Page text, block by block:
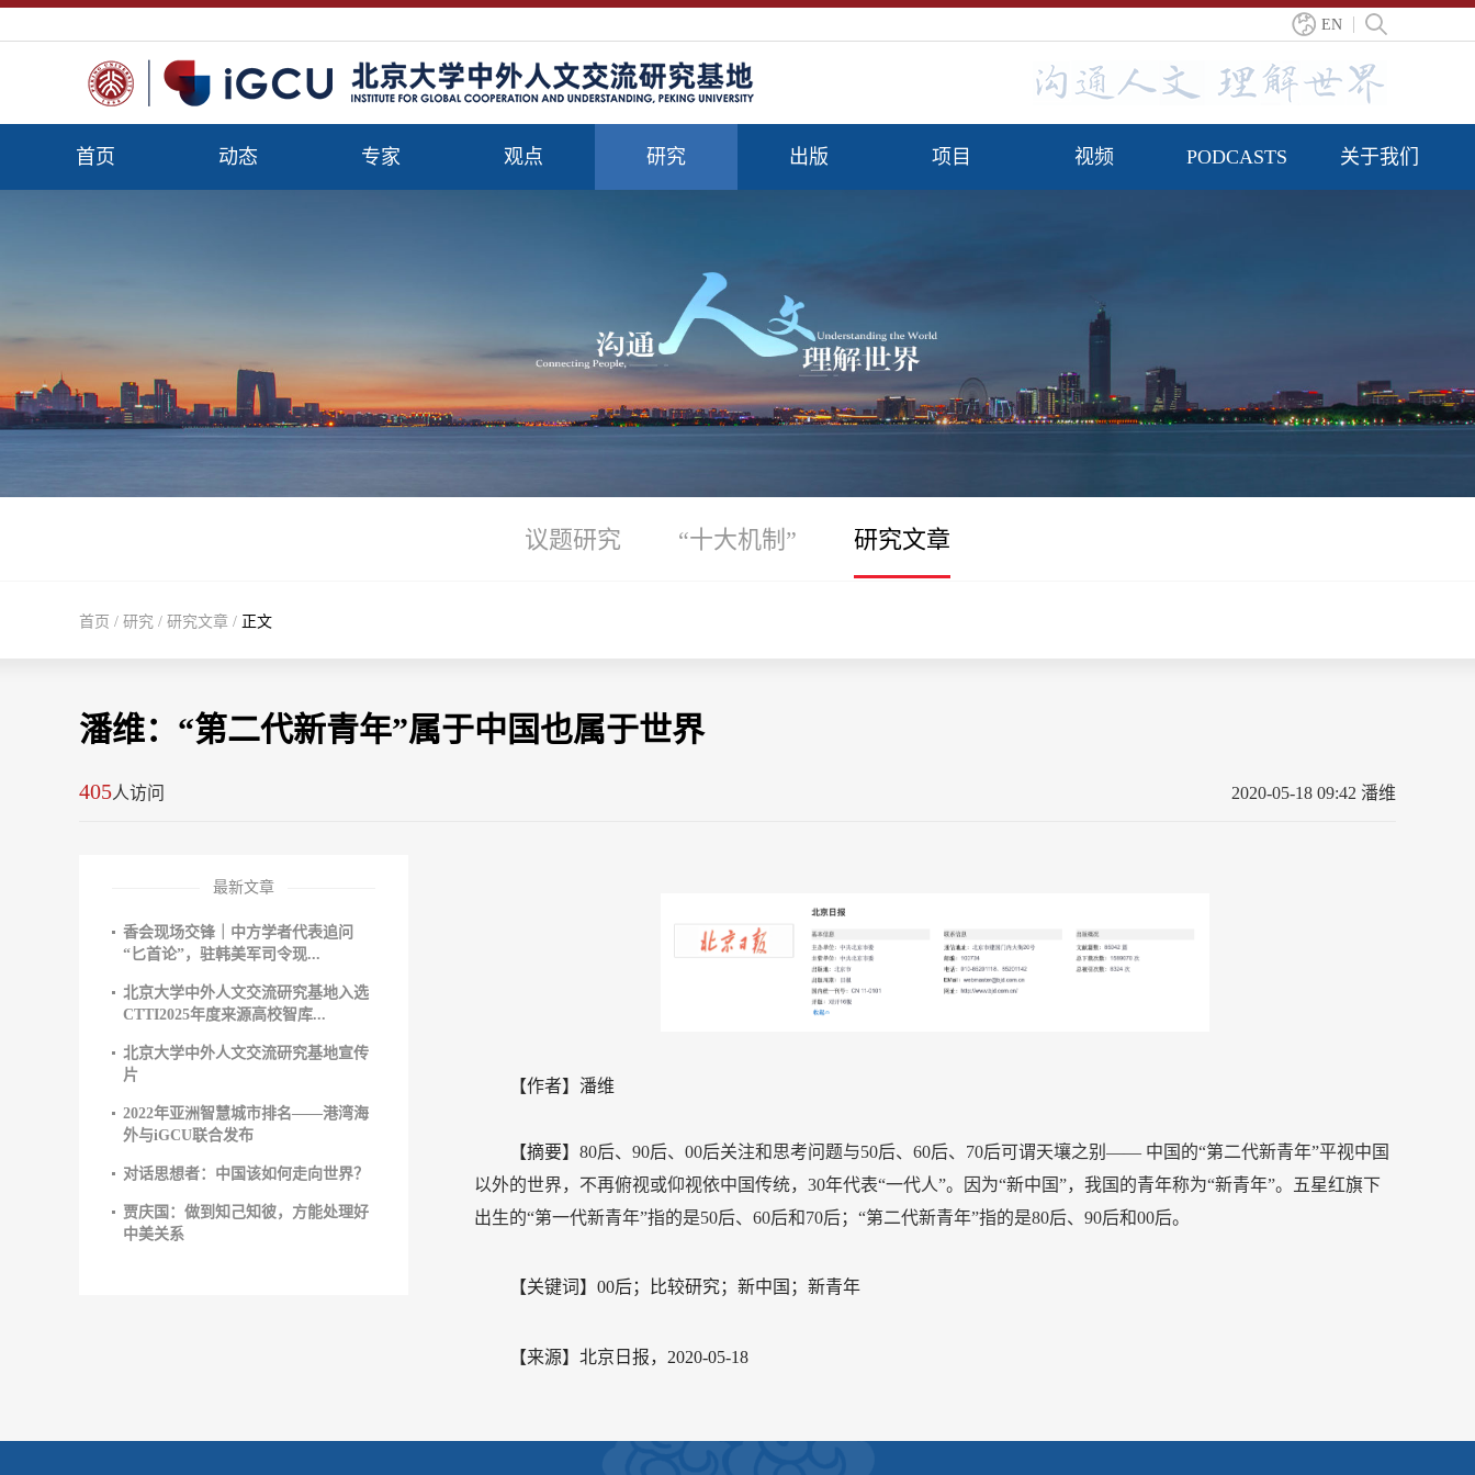
EN
首页 动态 专家 观点 研究 出版 项目 视频 PODCASTS 关于我们
议题研究 “十大机制” 研究文章
首页 / 研究 / 研究文章 / 正文
潘维：“第二代新青年”属于中国也属于世界
2020-05-18 09:42 潘维
405人访问
【作者】潘维
【摘要】 80后、90后、00后关注和思考问题与50后、60后、70后可谓天壤之别—— 中国的“第二代新青年”平视中国
以外的世界，不再俯视或仰视依中国传统，30年代表“一代人”。因为“新中国”，我国的青年称为“新青年”。五星红旗下
出生的“第一代新青年”指的是50后、60后和70后；“第二代新青年”指的是80后、90后和00后。
【关键词】00后；比较研究；新中国；新青年
【来源】北京日报，2020-05-18
最新文章
香会现场交锋｜中方学者代表追问
“匕首论”，驻韩美军司令现...
北京大学中外人文交流研究基地入选
CTTI2025年度来源高校智库...
北京大学中外人文交流研究基地宣传
片
2022年亚洲智慧城市排名——港湾海
外与iGCU联合发布
对话思想者：中国该如何走向世界？
贾庆国：做到知己知彼，方能处理好
中美关系